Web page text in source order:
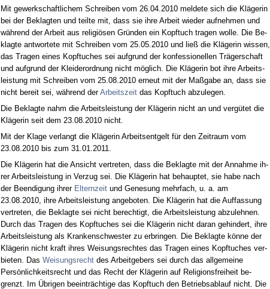
Mit ge­werk­schaft­li­chem Schrei­ben vom 26.04.2010 mel­de­te sich die Kläge­rin
bei der Be­klag­ten und teil­te mit, dass sie ih­re Ar­beit wie­der auf­neh­men und
während der Ar­beit aus re­li­giösen Gründen ein Kopf­tuch tra­gen wol­le. Die Be­
klag­te ant­wor­te­te mit Schrei­ben vom 25.05.2010 und ließ die Kläge­rin wis­sen,
das Tra­gen ei­nes Kopf­tu­ches sei auf­grund der kon­fes­sio­nel­len Träger­schaft
und auf­grund der Klei­der­ord­nung nicht möglich. Die Kläge­rin bot ih­re Ar­beits­
leis­tung mit Schrei­ben vom 25.08.2010 er­neut mit der Maßga­be an, dass sie
nicht be­reit sei, während derAr­beits­zeitdas Kopf­tuch ab­zu­le­gen.
Die Be­klag­te nahm die Ar­beits­leis­tung der Kläge­rin nicht an und vergütet die
Kläge­rin seit dem 23.08.2010 nicht.
Mit der Kla­ge ver­langt die Kläge­rin Ar­beits­ent­gelt für den Zeit­raum vom
23.08.2010 bis zum 31.01.2011.
Die Kläge­rin hat die An­sicht ver­tre­ten, dass die Be­klag­te mit der An­nah­me ih­
rer Ar­beits­leis­tung in Ver­zug sei. Die Kläge­rin hat be­haup­tet, sie ha­be nach
der Be­en­di­gung ih­rer El­tern­zeitund Ge­ne­sung mehr­fach, u. a. am
23.08.2010, ih­re Ar­beits­leis­tung an­ge­bo­ten. Die Kläge­rin hat die Auf­fas­sung
ver­tre­ten, die Be­klag­te sei nicht be­rech­tigt, die Ar­beits­leis­tung ab­zu­leh­nen.
Durch das Tra­gen des Kopf­tu­ches sei die Kläge­rin nicht dar­an ge­hin­dert, ih­re
Ar­beits­leis­tung als Kran­ken­schwes­ter zu er­brin­gen. Die Be­klag­te könne der
Kläge­rin nicht kraft ih­res Wei­sungs­rech­tes das Tra­gen ei­nes Kopf­tu­ches ver­
bie­ten. Das Wei­sungs­rechtdes Ar­beit­ge­bers sei durch das all­ge­mei­ne
Persönlich­keits­recht und das Recht der Kläge­rin auf Re­li­gi­ons­frei­heit be­
grenzt. Im Übri­gen be­ein­träch­ti­ge das Kopf­tuch den Be­triebs­ab­lauf nicht. Die